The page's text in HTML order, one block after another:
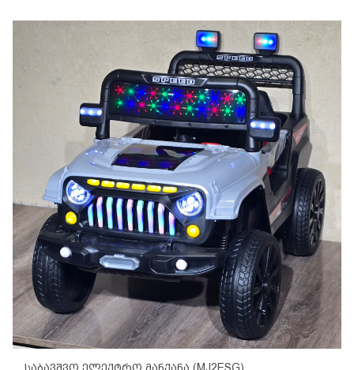
Საბავშვო Ელექტრო Მანქანა (MJ2ESG)